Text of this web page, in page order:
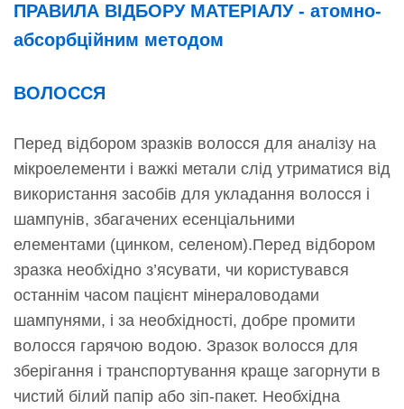
ПРАВИЛА ВІДБОРУ МАТЕРІАЛУ - атомно-
абсорбційним методом
ВОЛОССЯ
Перед відбором зразків волосся для аналізу на
мікроелементи і важкі метали слід утриматися від
використання засобів для укладання волосся і
шампунів, збагачених есенціальними
елементами (цинком, селеном).Перед відбором
зразка необхідно з’ясувати, чи користувався
останнім часом пацієнт мінераловодами
шампунями, і за необхідності, добре промити
волосся гарячою водою. Зразок волосся для
зберігання і транспортування краще загорнути в
чистий білий папір або зіп-пакет. Необхідна